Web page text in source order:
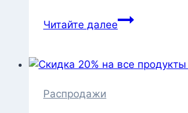
Читайте далее
Скидка
20%
все
Распродажи